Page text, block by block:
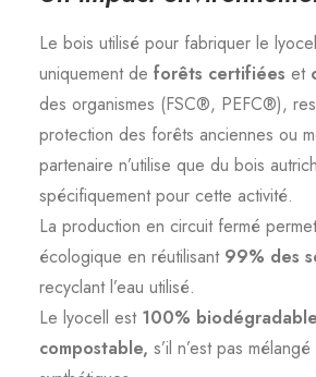
Le bois utilisé pour fabriquer le
uniquement de forêts certifiées et
des organismes (FSC®, PEFC®),
protection des forêts anciennes ou
partenaire n’utilise que du bois
spécifiquement pour cette activité.
La production en circuit fermé
écologique en réutilisant 99% des
recyclant l’eau utilisé.
Le lyocell est 100% biodégradable
compostable, s’il n’est pas